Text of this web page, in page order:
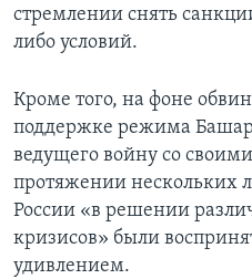
стремлении снять
либо условий.
Кроме того, на фоне
поддержке режима
ведущего войну со
протяжении нескольких
России «в решении
кризисов» были
удивлением.